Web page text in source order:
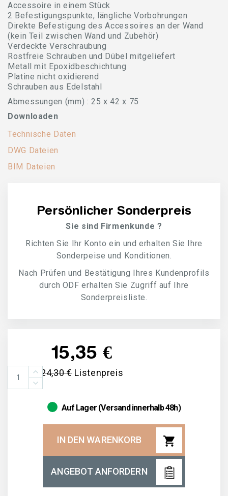
Accessoire in einem Stück
2 Befestigungspunkte, längliche Vorbohrungen
Direkte Befestigung des Accessoires an der Wand
(kein Teil zwischen Wand und Zubehör)
Verdeckte Verschraubung
Rostfreie Schrauben und Dübel mitgeliefert
Metall mit Epoxidbeschichtung
Platine nicht oxidierend
Schrauben aus Edelstahl
Abmessungen (mm) : 25 x 42 x 75
Downloaden
Technische Daten
DWG Dateien
BIM Dateien
Persönlicher Sonderpreis
Sie sind Firmenkunde ?
Richten Sie Ihr Konto ein und erhalten Sie Ihre
Sonderpeise und Konditionen.
Nach Prüfen und Bestätigung Ihres Kundenprofils
durch ODF erhalten Sie Zugriff auf Ihre
Sonderpreisliste.
15,35 €
24,30 €Listenpreis
Auf Lager (Versand innerhalb 48h)
IN DEN WARENKORB shopping_cart
ANGEBOT ANFORDERN